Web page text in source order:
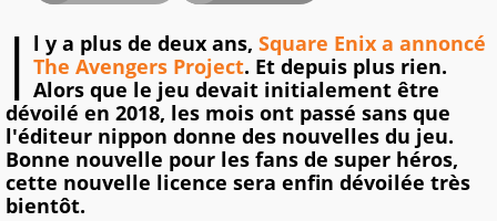
I l y a plus de deux ans, Square Enix a annoncé
The Avengers Project. Et depuis plus rien.
Alors que le jeu devait initialement être
dévoilé en 2018, les mois ont passé sans que
l'éditeur nippon donne des nouvelles du jeu.
Bonne nouvelle pour les fans de super héros,
cette nouvelle licence sera enfin dévoilée très
bientôt.